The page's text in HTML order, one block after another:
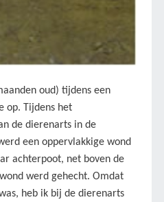
oud) tijdens een
op. Tijdens het
de dierenarts in de
een oppervlakkige wond
achterpoot, net boven de
werd gehecht. Omdat
heb ik bij de dierenarts